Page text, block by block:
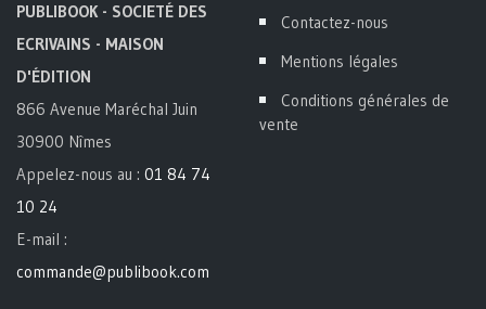
PUBLIBOOK - SOCIETÉ DES
ECRIVAINS - MAISON
D'ÉDITION
866 Avenue Maréchal Juin
30900 Nîmes
Appelez-nous au : 01 84 74
10 24
E-mail :
commande@publibook.com
Contactez-nous
Mentions légales
Conditions générales de
vente